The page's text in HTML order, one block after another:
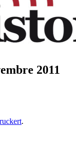
2011
.